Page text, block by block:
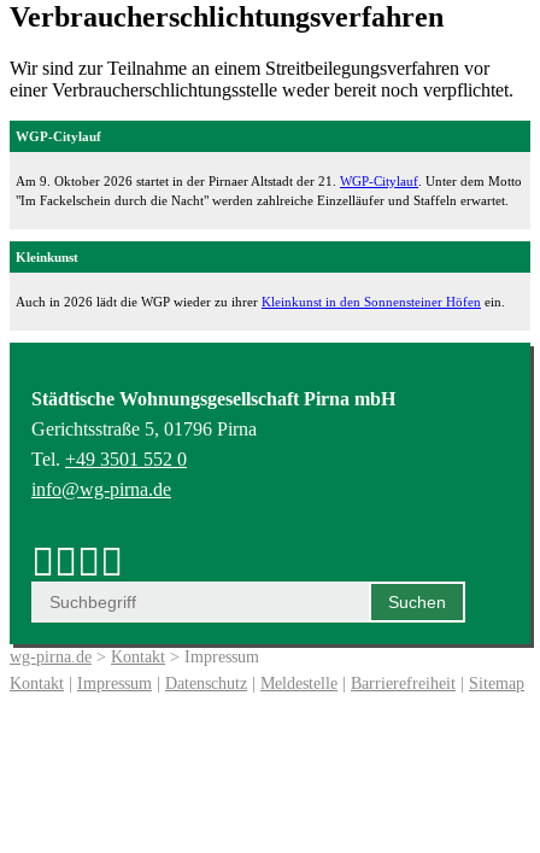
Verbraucherschlichtungsverfahren
Wir sind zur Teilnahme an einem Streitbeilegungsverfahren vor
einer Verbraucherschlichtungsstelle weder bereit noch verpflichtet.
WGP-Citylauf
Am 9. Oktober 2026 startet in der Pirnaer Altstadt der 21. WGP-Citylauf . Unter dem Motto
"Im Fackelschein durch die Nacht" werden zahlreiche Einzelläufer und Staffeln erwartet.
Kleinkunst
Auch in 2026 lädt die WGP wieder zu ihrer Kleinkunst in den Sonnensteiner Höfen ein.
Städtische Wohnungsgesellschaft Pirna mbH
Gerichtsstraße 5, 01796 Pirna
Tel. +49 3501 552 0
info@wg-pirna.de
wg-pirna.de > Kontakt > Impressum
Kontakt
Impressum Datenschutz Meldestelle Barrierefreiheit Sitemap